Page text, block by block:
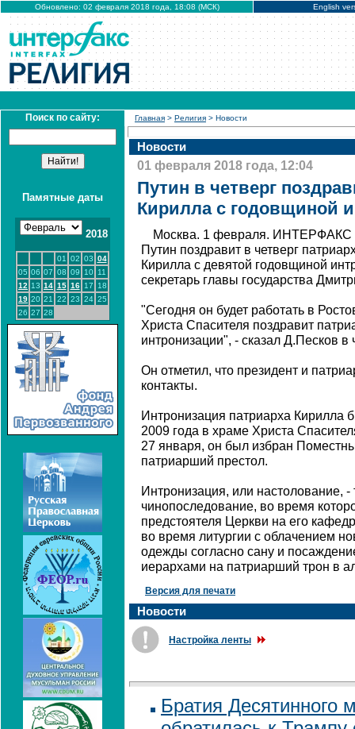
Обновлено: 02 февраля 2018 года, 18:08 (МСК) English
Поиск по сайту:
Памятные даты
2018
01 02 03 04
05 06 07 08 09 10
11
12 13 14 15 16 17
18
19 20 21 22 23 24 25
26 27 28
Главная > Религия > Новости
Новости
01 февраля 2018 года, 12:04
Путин в четверг
Кирилла с годовщиной
Москва. 1 февраля. ИНТЕРФАКС
Путин поздравит в четверг
Кирилла с девятой годовщиной
секретарь главы государства
"Сегодня он будет работать в
Христа Спасителя поздравит
интронизации", - сказал Д.Песков в
Он отметил, что президент и
контакты.
Интронизация патриарха
2009 года в храме Христа
27 января, он был избран
патриарший престол.
Интронизация, или настолование, -
чинопоследование, во время
предстоятеля Церкви на его
во время литургии с облачением
одежды согласно сану и
иерархами на патриарший трон в
Версия для печати
Новости
Настройка ленты
Братия Десятинного